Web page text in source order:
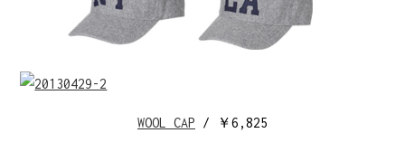
WOOL CAP / ￥6,825